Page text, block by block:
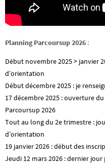
Planning Parcoursup 2026 :
Début novembre 2025 > janvier
d’orientation
Début décembre 2025 : je
17 décembre 2025 : ouverture
Parcoursup 2026
Tout au long du 2e trimestre :
d’orientation
19 janvier 2026 : début des
Jeudi 12 mars 2026 : dernier